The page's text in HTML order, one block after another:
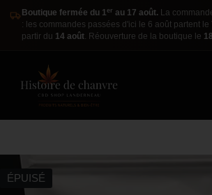
Boutique fermée du 1er au 17 août. La
: les commandes passées d'ici le 6 août partent le
partir du 14 août. Réouverture de la boutique le
ÉPUISÉ